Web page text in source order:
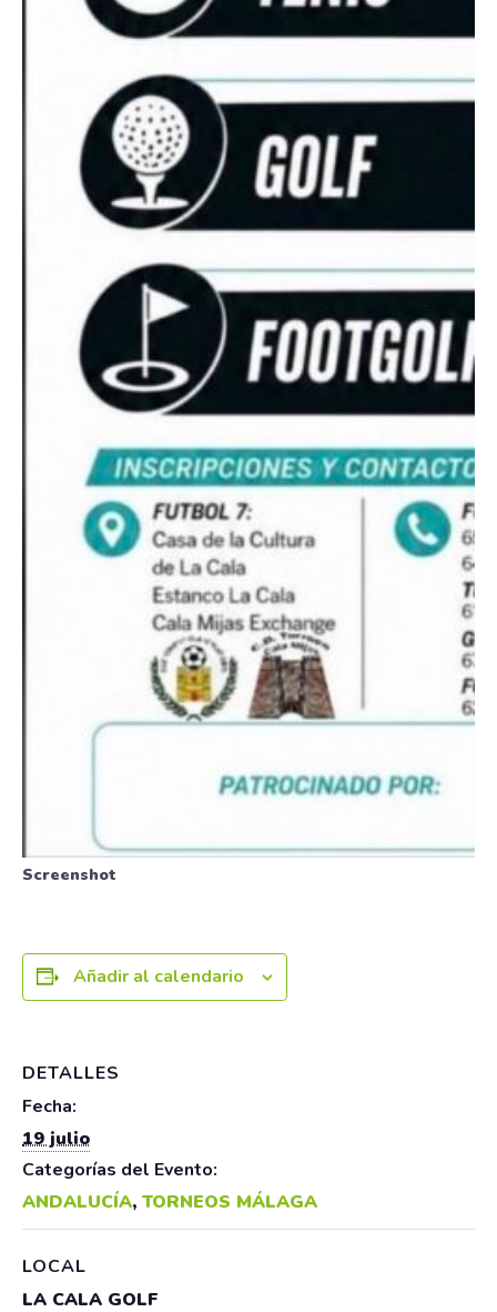
Screenshot
Añadir al calendario
DETALLES
Fecha:
19 julio
Categorías del Evento:
ANDALUCÍA, TORNEOS MÁLAGA
LOCAL
LA CALA GOLF